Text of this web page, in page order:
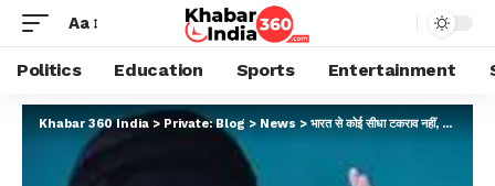
Aa
Politics Education Sports Entertainment
Khabar 360 India > Private: Blog > News > भारत से कोई सीधा टकराव नहीं, फिर मुसलमानों के नाम पर इतना क्यों बोल गए अयातुल्लाह खामेनेई…